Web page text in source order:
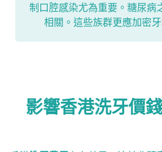
制口腔感染尤為重要。糖尿病
相關。這些族群更應加密
影響香港洗牙價